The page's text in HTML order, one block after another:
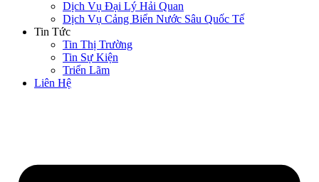
Dịch Vụ Đại Lý Hải Quan
Dịch Vụ Cảng Biển Nước Sâu Quốc Tế
Tin Tức
Tin Thị Trường
Tin Sự Kiện
Triển Lãm
Liên Hệ